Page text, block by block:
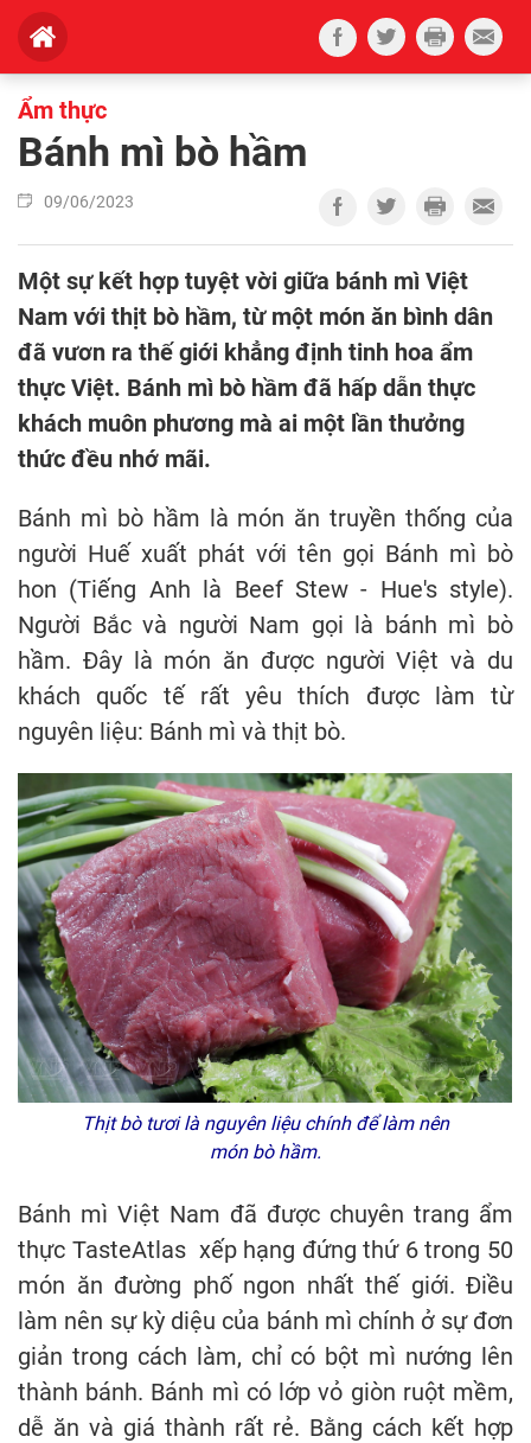
Ẩm thực
Bánh mì bò hầm
09/06/2023
Một sự kết hợp tuyệt vời giữa bánh mì Việt
Nam với thịt bò hầm, từ một món ăn bình dân
đã vươn ra thế giới khẳng định tinh hoa ẩm
thực Việt. Bánh mì bò hầm đã hấp dẫn thực
khách muôn phương mà ai một lần thưởng
thức đều nhớ mãi.
Bánh mì bò hầm là món ăn truyền thống của
người Huế xuất phát với tên gọi Bánh mì bò
hon (Tiếng Anh là Beef Stew - Hue's style).
Người Bắc và người Nam gọi là bánh mì bò
hầm. Đây là món ăn được người Việt và du
khách quốc tế rất yêu thích được làm từ
nguyên liệu: Bánh mì và thịt bò.
Thịt bò tươi là nguyên liệu chính để làm nên
món bò hầm.
Bánh mì Việt Nam đã được chuyên trang ẩm
thực TasteAtlas xếp hạng đứng thứ 6 trong 50
món ăn đường phố ngon nhất thế giới. Điều
làm nên sự kỳ diệu của bánh mì chính ở sự đơn
giản trong cách làm, chỉ có bột mì nướng lên
thành bánh. Bánh mì có lớp vỏ giòn ruột mềm,
dễ ăn và giá thành rất rẻ. Bằng cách kết hợp